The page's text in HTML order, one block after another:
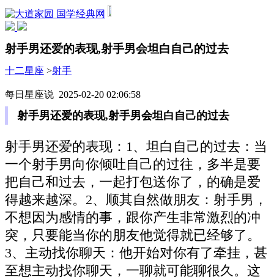
国学经典网
射手男还爱的表现,射手男会坦白自己的过去
十二星座 >射手
每日星座说 2025-02-20 02:06:58
射手男还爱的表现,射手男会坦白自己的过去
射手男还爱的表现：1、坦白自己的过去：当
一个射手男向你倾吐自己的过往，多半是要
把自己和过去，一起打包送你了，的确是爱
得越来越深。2、顺其自然做朋友：射手男，
不想因为感情的事，跟你产生非常激烈的冲
突，只要能当你的朋友他觉得就已经够了。
3、主动找你聊天：他开始对你有了牵挂，甚
至想主动找你聊天，一聊就可能聊很久。这